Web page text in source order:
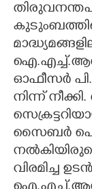
CARTOONS
LITERATURE
ZOOM
CONTACT US
ഓഫീസർ
നിന്ന്
സൈബർ
വിരമിച്ച